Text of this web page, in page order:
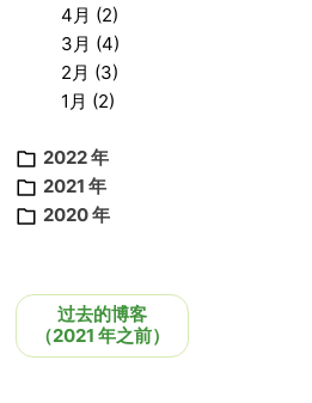
4月 (2)
3月 (4)
2月 (3)
1月 (2)
2022 年
2021 年
2020 年
过去的博客
（2021 年之前）